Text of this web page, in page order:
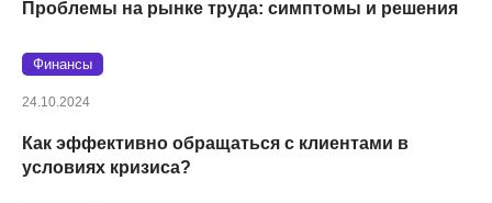
Проблемы на рынке труда: симптомы и решения
Финансы
24.10.2024
Как эффективно обращаться с клиентами в
условиях кризиса?